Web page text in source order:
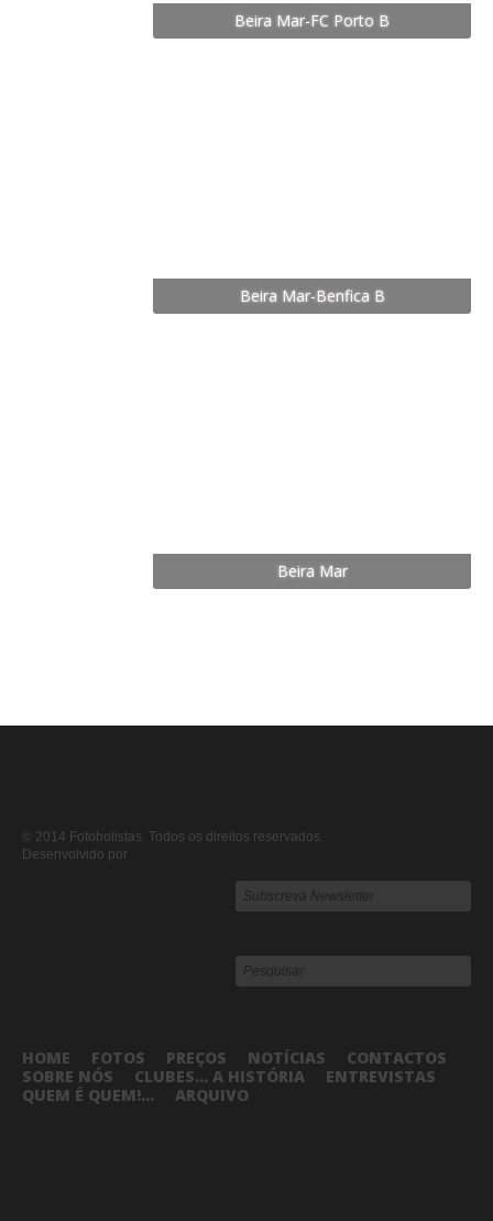
Beira Mar-FC Porto B
Beira Mar-Benfica B
Beira Mar
© 2014 Fotobolistas. Todos os direitos reservados.
Desenvolvido por
HOME FOTOS PREÇOS NOTÍCIAS
CONTACTOS
SOBRE NÓS
CLUBES... A HISTÓRIA
ENTREVISTAS
QUEM É QUEM!...
ARQUIVO